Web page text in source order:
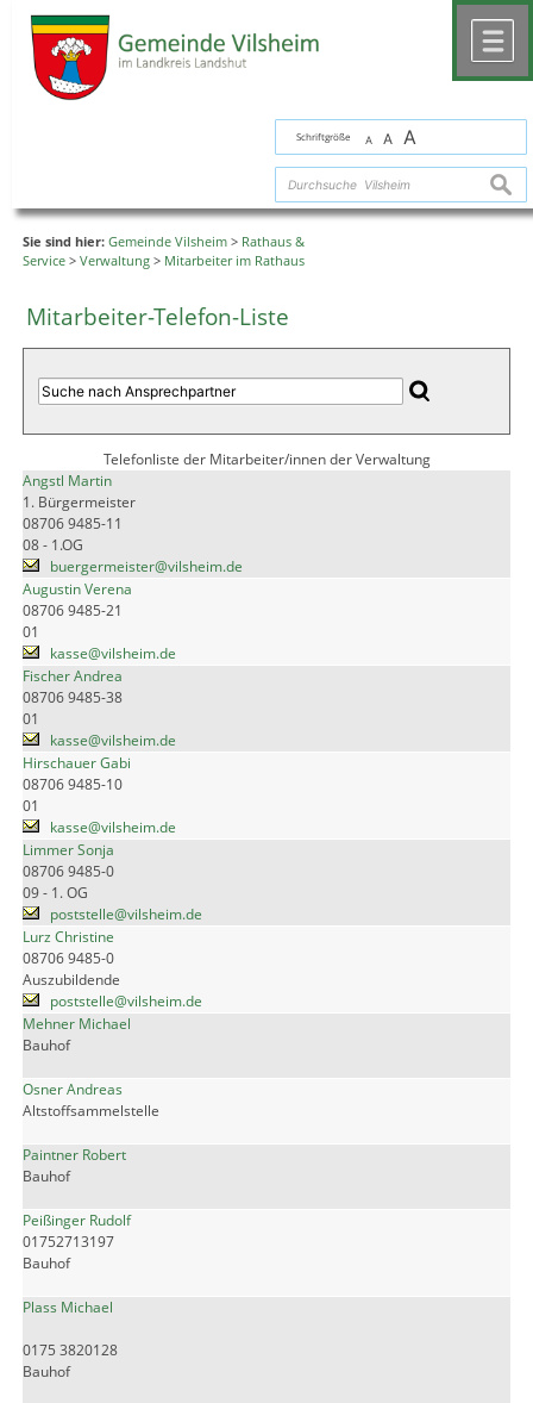
Schriftgröße A A A
Sie sind hier: Gemeinde Vilsheim > Rathaus &
Service > Verwaltung > Mitarbeiter im Rathaus
Mitarbeiter-Telefon-Liste
Telefonliste der Mitarbeiter/innen der Verwaltung
Angstl Martin
1. Bürgermeister
08706 9485-11
08 - 1.OG
buergermeister@vilsheim.de
Augustin Verena
08706 9485-21
01
kasse@vilsheim.de
Fischer Andrea
08706 9485-38
01
kasse@vilsheim.de
Hirschauer Gabi
08706 9485-10
01
kasse@vilsheim.de
Limmer Sonja
08706 9485-0
09 - 1. OG
poststelle@vilsheim.de
Lurz Christine
08706 9485-0
Auszubildende
poststelle@vilsheim.de
Mehner Michael
Bauhof
Osner Andreas
Altstoffsammelstelle
Paintner Robert
Bauhof
Peißinger Rudolf
01752713197
Bauhof
Plass Michael
0175 3820128
Bauhof